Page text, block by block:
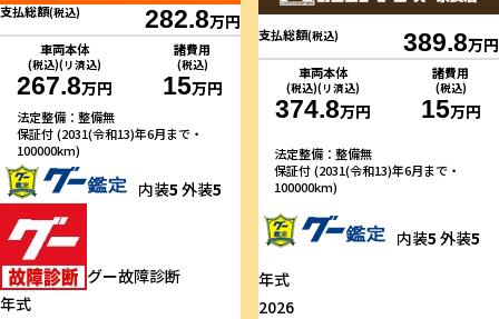
支払総額(税込) 282.8万円
車両本体
(税込)(リ済込)
267.8万円
諸費用
(税込)
15万円
法定整備：整備無
保証付 (2031(令和13)年6月まで・
100000km)
内装5 外装5
グー故障診断
年式
支払総額(税込) 389.8万円
車両本体
(税込)(リ済込)
374.8万円
諸費用
(税込)
15万円
法定整備：整備無
保証付 (2031(令和13)年6月まで・
100000km)
内装5 外装5
年式
2026